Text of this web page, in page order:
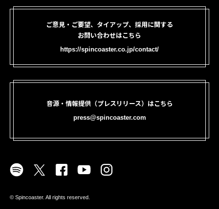
ご意見・ご要望、タイアップ、採用に関する
お問い合わせはこちら
https://spincoaster.co.jp/contact/
音源・情報提供（プレスリリース）はこちら
press@spincoaster.com
©︎ Spincoaster. All rights reserved.